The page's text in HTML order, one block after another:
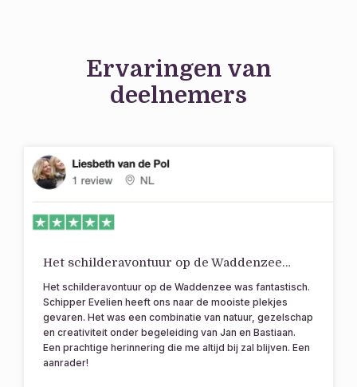
Ervaringen van
deelnemers
Het schilderavontuur op de Waddenzee…
Het schilderavontuur op de Waddenzee was fantastisch.
Schipper Evelien heeft ons naar de mooiste plekjes
gevaren. Het was een combinatie van natuur, gezelschap
en creativiteit onder begeleiding van Jan en Bastiaan.
Een prachtige herinnering die me altijd bij zal blijven. Een
aanrader!